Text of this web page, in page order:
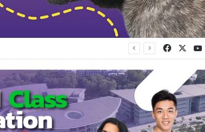
Facebook